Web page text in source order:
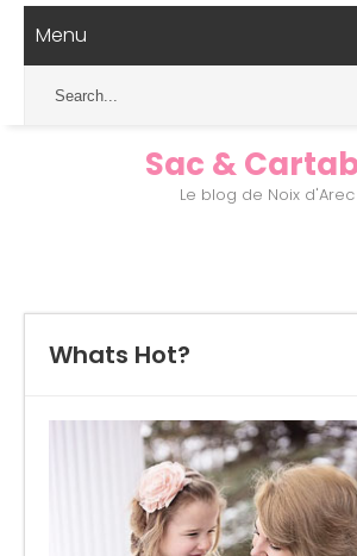
Menu
Sac &
Le blog de Noix d'Arec
Whats Hot?